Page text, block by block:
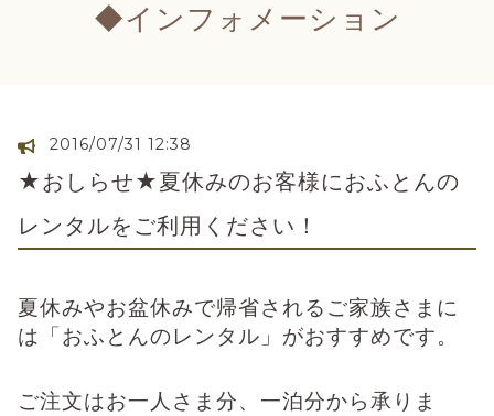
◆インフォメーション
2016/07/31 12:38
★おしらせ★夏休みのお客様におふとんの
レンタルをご利用ください！
夏休みやお盆休みで帰省されるご家族さまに
は「おふとんのレンタル」がおすすめです。
ご注文はお一人さま分、一泊分から承りま